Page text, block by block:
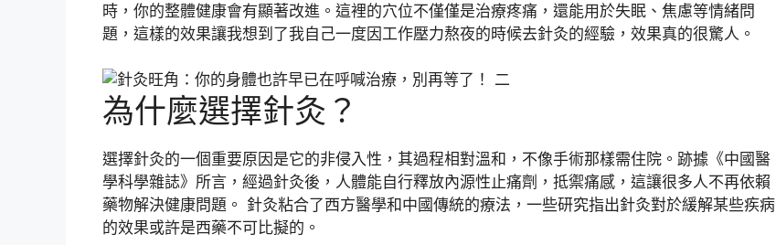
時，你的整體健康會有顯著改進。這裡的穴位不僅僅是治療疼痛，還能用於失眠、焦慮等情緒問
題，這樣的效果讓我想到了我自己一度因工作壓力熬夜的時候去針灸的經驗，效果真的很驚人。
為什麼選擇針灸？
選擇針灸的一個重要原因是它的非侵入性，其過程相對溫和，不像手術那樣需住院。跡據《中國醫
學科學雜誌》所言，經過針灸後，人體能自行釋放內源性止痛劑，抵禦痛感，這讓很多人不再依賴
藥物解決健康問題。 針灸粘合了西方醫學和中國傳統的療法，一些研究指出針灸對於緩解某些疾病
的效果或許是西藥不可比擬的。